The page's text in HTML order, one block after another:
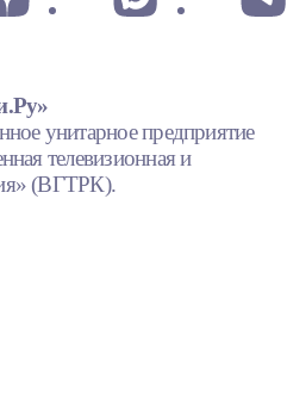
унитарное предприятие
телевизионная и
(ВГТРК).